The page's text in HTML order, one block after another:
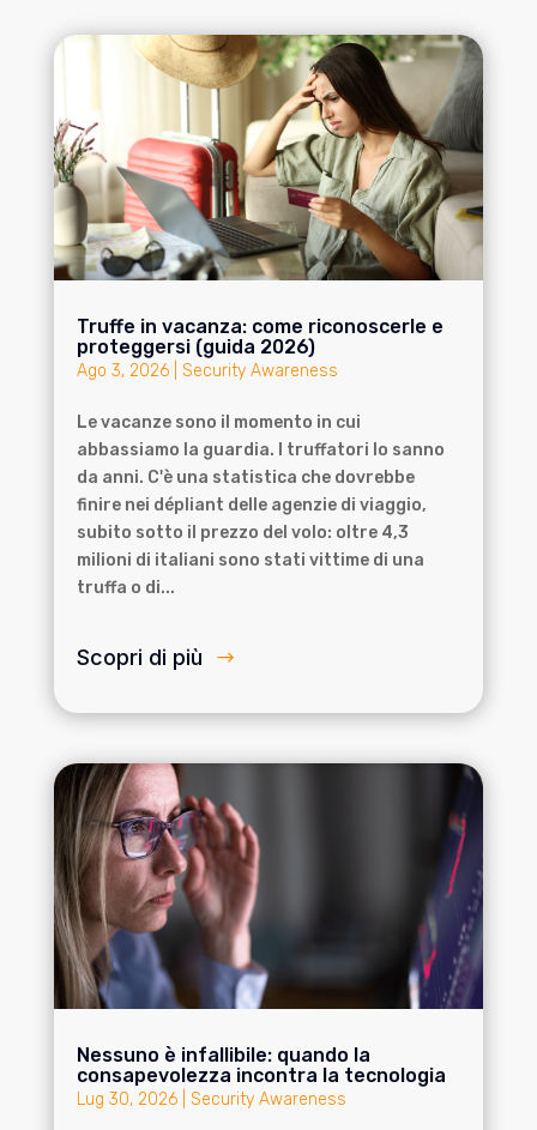
Truffe in vacanza: come riconoscerle e
proteggersi (guida 2026)
Ago 3, 2026| Security Awareness
Le vacanze sono il momento in cui
abbassiamo la guardia. I truffatori lo sanno
da anni. C'è una statistica che dovrebbe
finire nei dépliant delle agenzie di viaggio,
subito sotto il prezzo del volo: oltre 4,3
milioni di italiani sono stati vittime di una
truffa o di...
Scopri di più
Nessuno è infallibile: quando la
consapevolezza incontra la tecnologia
Lug 30, 2026| Security Awareness